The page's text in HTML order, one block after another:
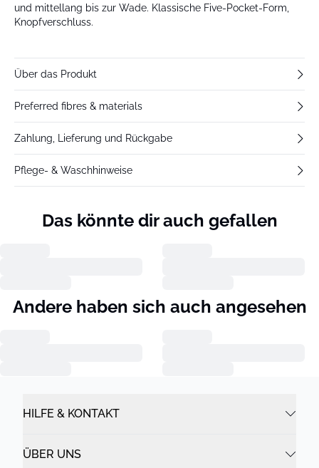
und mittellang bis zur Wade. Klassische Five-Pocket-Form,
Knopfverschluss.
Über das Produkt
Preferred fibres & materials
Zahlung, Lieferung und Rückgabe
Pflege- & Waschhinweise
Das könnte dir auch gefallen
Andere haben sich auch angesehen
HILFE & KONTAKT
ÜBER UNS